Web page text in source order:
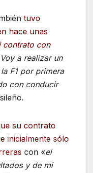
tuvo
hace unas
contrato con
Voy a realizar un
F1 por primera
con conducir
su contrato
inicialmente sólo
con «el
y de mi